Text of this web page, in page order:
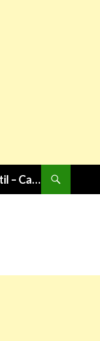
Atividades para a Educação Infantil – Cantinho do Saber